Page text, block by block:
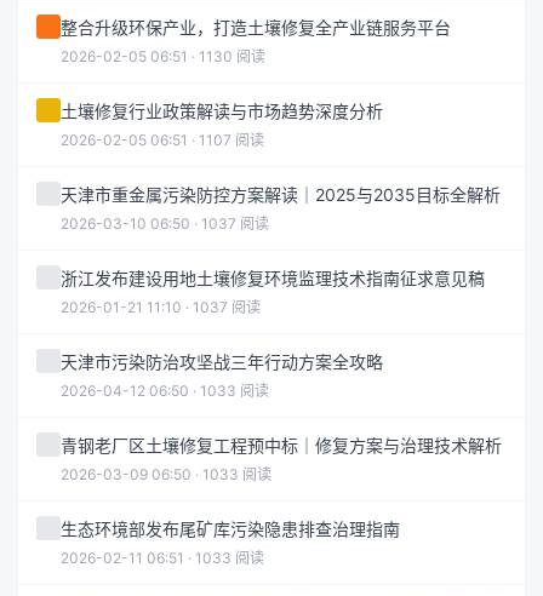
整合升级环保产业，打造土壤修复全产业链服务平台
2026-02-05 06:51 · 1130 阅读
土壤修复行业政策解读与市场趋势深度分析
2026-02-05 06:51 · 1107 阅读
天津市重金属污染防控方案解读｜2025与2035目标全解析
2026-03-10 06:50 · 1037 阅读
浙江发布建设用地土壤修复环境监理技术指南征求意见稿
2026-01-21 11:10 · 1037 阅读
天津市污染防治攻坚战三年行动方案全攻略
2026-04-12 06:50 · 1033 阅读
青钢老厂区土壤修复工程预中标｜修复方案与治理技术解析
2026-03-09 06:50 · 1033 阅读
生态环境部发布尾矿库污染隐患排查治理指南
2026-02-11 06:51 · 1033 阅读